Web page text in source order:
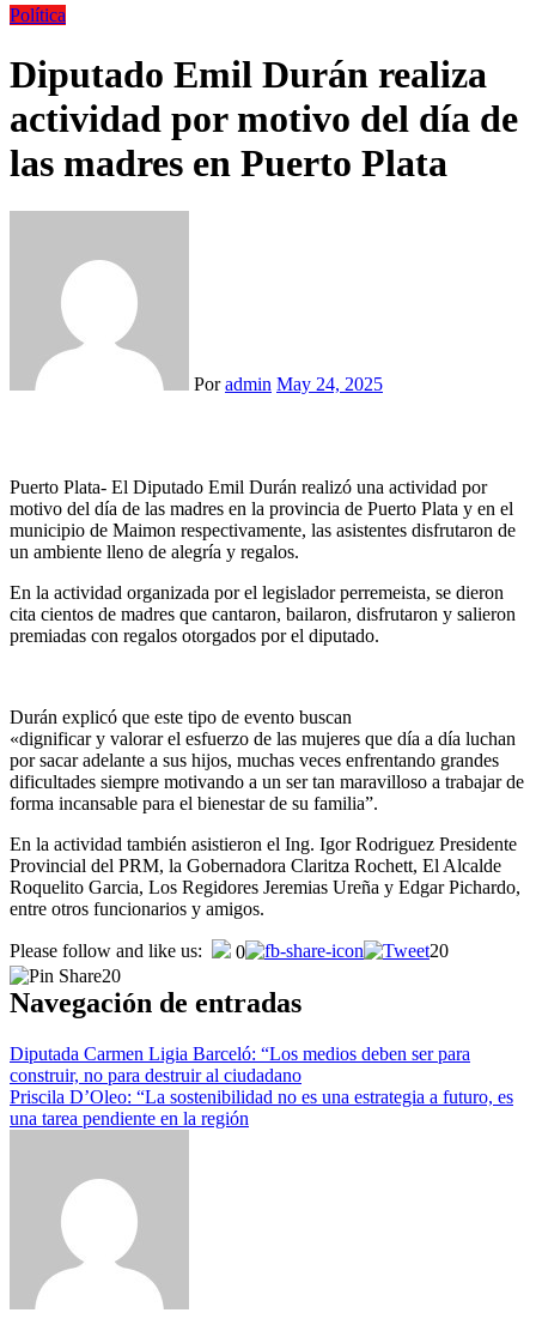
Política
Diputado Emil Durán realiza
actividad por motivo del día de
las madres en Puerto Plata
Poradmin May 24, 2025
Puerto Plata- El Diputado Emil Durán realizó una actividad por
motivo del día de las madres en la provincia de Puerto Plata y en el
municipio de Maimon respectivamente, las asistentes disfrutaron de
un ambiente lleno de alegría y regalos.
En la actividad organizada por el legislador perremeista, se dieron
cita cientos de madres que cantaron, bailaron, disfrutaron y salieron
premiadas con regalos otorgados por el diputado.
Durán explicó que este tipo de evento buscan
«dignificar y valorar el esfuerzo de las mujeres que día a día luchan
por sacar adelante a sus hijos, muchas veces enfrentando grandes
dificultades siempre motivando a un ser tan maravilloso a trabajar de
forma incansable para el bienestar de su familia”.
En la actividad también asistieron el Ing. Igor Rodriguez Presidente
Provincial del PRM, la Gobernadora Claritza Rochett, El Alcalde
Roquelito Garcia, Los Regidores Jeremias Ureña y Edgar Pichardo,
entre otros funcionarios y amigos.
Please follow and like us: 0
20
20
Navegación de entradas
Diputada Carmen Ligia Barceló: “Los medios deben ser para
construir, no para destruir al ciudadano
Priscila D’Oleo: “La sostenibilidad no es una estrategia a futuro, es
una tarea pendiente en la región